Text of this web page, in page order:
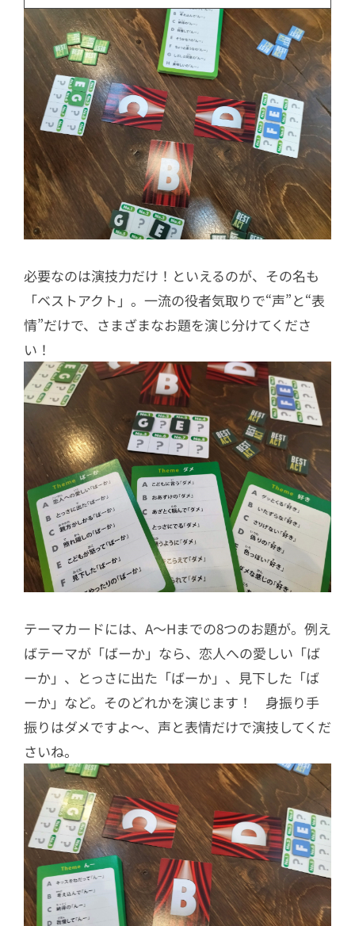
必要なのは演技力だけ！といえるのが、その名も
「ベストアクト」。一流の役者気取りで“声”と“表
情”だけで、さまざまなお題を演じ分けてくださ
い！
テーマカードには、A～Hまでの8つのお題が。例え
ばテーマが「ばーか」なら、恋人への愛しい「ば
ーか」、とっさに出た「ばーか」、見下した「ば
ーか」など。そのどれかを演じます！ 身振り手
振りはダメですよ～、声と表情だけで演技してくだ
さいね。